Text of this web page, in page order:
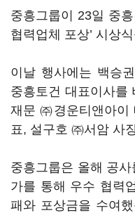
중흥그룹이 23일 중
협력업체 포상’ 시상
이날 행사에는 백승
중흥토건 대표이사를
재문 ㈜경운티앤아이
표, 설구호 ㈜서암 사
중흥그룹은 올해 공
가를 통해 우수 협력
패와 포상금을 수여